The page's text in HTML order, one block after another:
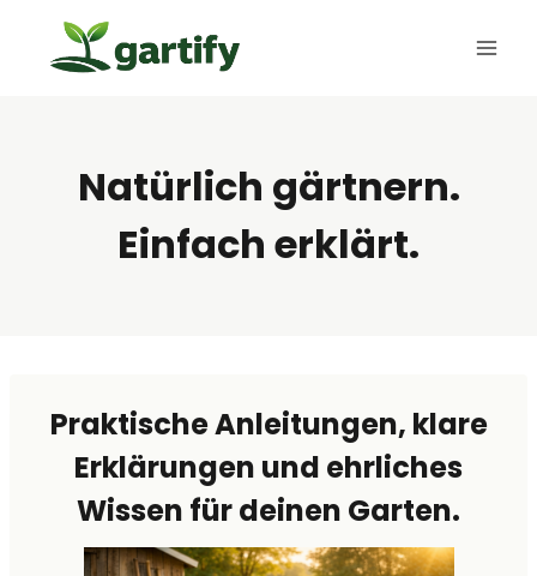
springen
Natürlich gärtnern.
Einfach erklärt.
Praktische Anleitungen, klare
Erklärungen und ehrliches
Wissen für deinen Garten.